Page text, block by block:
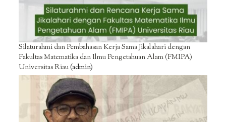
Silaturahmi dan Pembahasan Kerja Sama Jikalahari dengan
Fakultas Matematika dan Ilmu Pengetahuan Alam (FMIPA)
Universitas Riau(admin)